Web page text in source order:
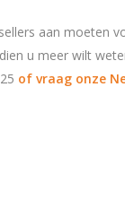
aan moeten
u meer wilt
of vraag onze